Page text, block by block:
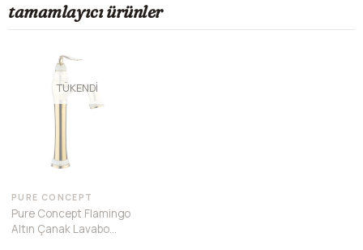
tamamlayıcı ürünler
TÜKENDI
PURE CONCEPT
Pure Concept Flamingo
Altın Çanak Lavabo